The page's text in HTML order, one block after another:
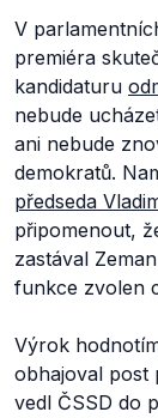
V
premiéra
kandidaturu
nebude
ani nebude
demokratů.
předseda
připomenout,
zastával
funkce zvolen
Výrok
obhajoval post
vedl ČSSD do